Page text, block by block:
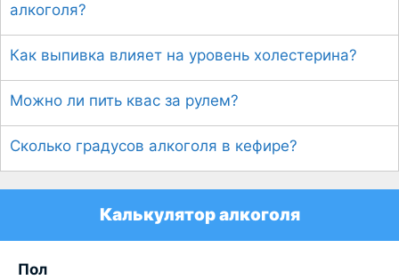
алкоголя?
Как выпивка влияет на уровень холестерина?
Можно ли пить квас за рулем?
Сколько градусов алкоголя в кефире?
Калькулятор алкоголя
Пол